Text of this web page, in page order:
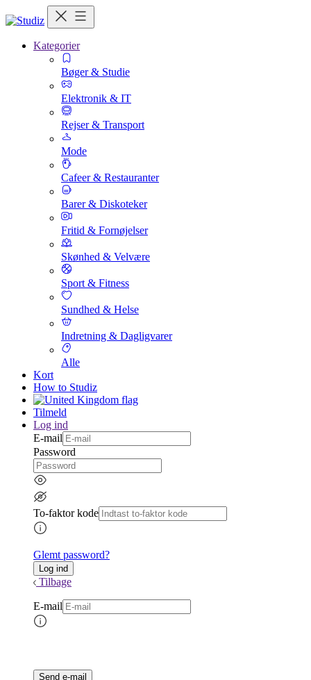
Kategorier
Bøger & Studie
Elektronik & IT
Rejser & Transport
Mode
Cafeer & Restauranter
Barer & Diskoteker
Fritid & Fornøjelser
Skønhed & Velvære
Sport & Fitness
Sundhed & Helse
Indretning & Dagligvarer
Alle
Kort
How to Studiz
Tilmeld
Log ind
E-mail
Password
To-faktor kode
Glemt password?
Tilbage
E-mail